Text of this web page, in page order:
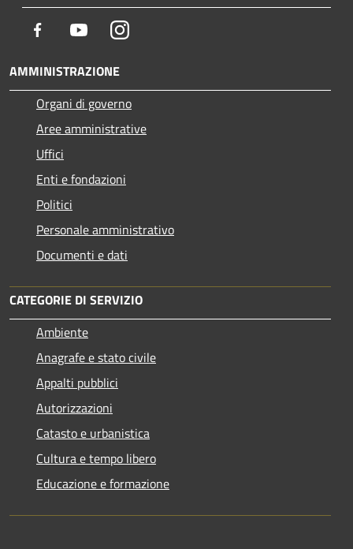
Facebook YoutubeInstagram
AMMINISTRAZIONE
Organi di governo
Aree amministrative
Uffici
Enti e fondazioni
Politici
Personale amministrativo
Documenti e dati
CATEGORIE DI SERVIZIO
Ambiente
Anagrafe e stato civile
Appalti pubblici
Autorizzazioni
Catasto e urbanistica
Cultura e tempo libero
Educazione e formazione